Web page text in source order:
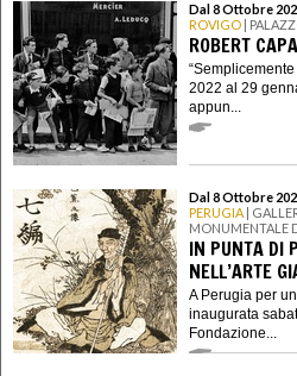
Dal 8 Ottobre
ROVIGO |
ROBERT
2022 al 29
appun...
Dal 8 Ottobre
PERUGIA |
MONUMENTALE
IN PUNTA DI
NELL’ARTE
A Perugia per
inaugurata
Fondazione...